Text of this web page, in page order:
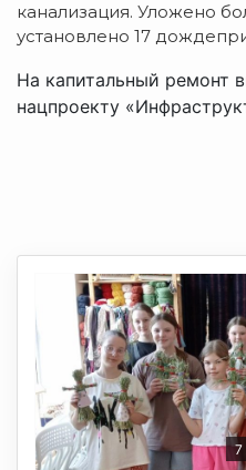
канализация. Уложено
установлено 17
На капитальный ремонт
нацпроекту
7